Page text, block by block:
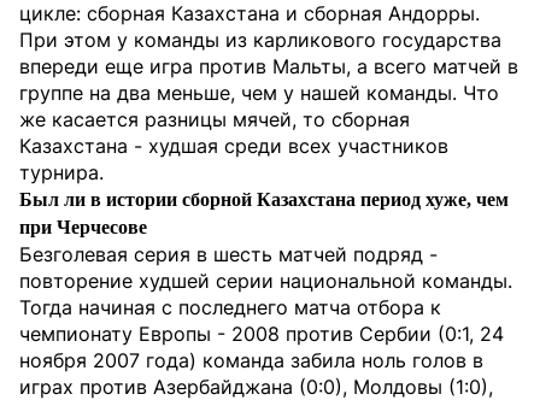
цикле: сборная Казахстана и сборная Андорры.
При этом у команды из карликового государства
впереди еще игра против Мальты, а всего матчей в
группе на два меньше, чем у нашей команды. Что
же касается разницы мячей, то сборная
Казахстана - худшая среди всех участников
турнира.
Был ли в истории сборной Казахстана период хуже, чем
при Черчесове
Безголевая серия в шесть матчей подряд -
повторение худшей серии национальной команды.
Тогда начиная с последнего матча отбора к
чемпионату Европы - 2008 против Сербии (0:1, 24
ноября 2007 года) команда забила ноль голов в
играх против Азербайджана (0:0), Молдовы (1:0),